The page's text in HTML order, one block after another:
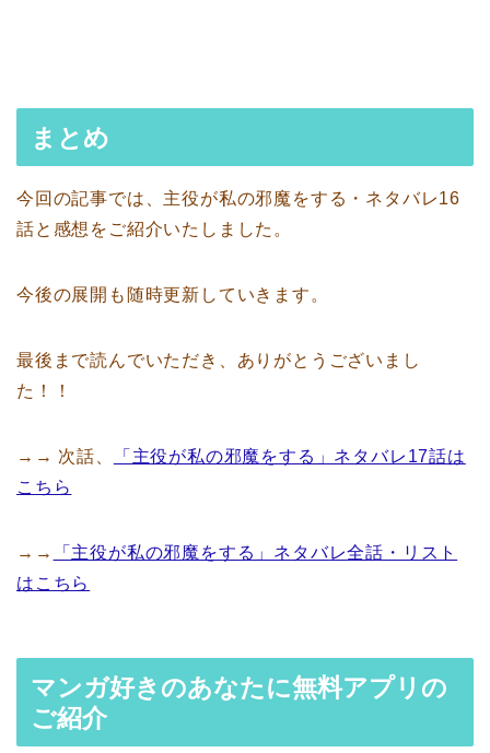
まとめ
今回の記事では、主役が私の邪魔をする・ネタバレ16
話と感想をご紹介いたしました。
今後の展開も随時更新していきます。
最後まで読んでいただき、ありがとうございまし
た！！
→→ 次話、
「主役が私の邪魔をする」ネタバレ17話は
こちら
→→
「主役が私の邪魔をする」ネタバレ全話・リスト
はこちら
マンガ好きのあなたに無料アプリの
ご紹介